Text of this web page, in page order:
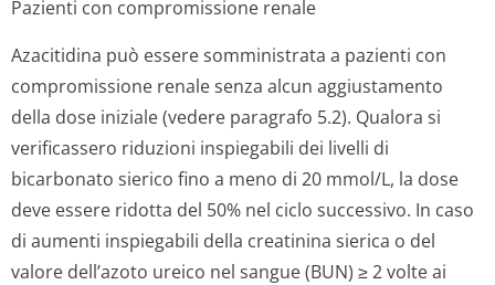
Pazienti con compromissione renale
Azacitidina può essere somministrata a pazienti con
compromissione renale senza alcun aggiustamento
della dose iniziale (vedere paragrafo 5.2). Qualora si
verificassero riduzioni inspiegabili dei livelli di
bicarbonato sierico fino a meno di 20 mmol/L, la dose
deve essere ridotta del 50% nel ciclo successivo. In caso
di aumenti inspiegabili della creatinina sierica o del
valore dell’azoto ureico nel sangue (BUN) ≥ 2 volte ai